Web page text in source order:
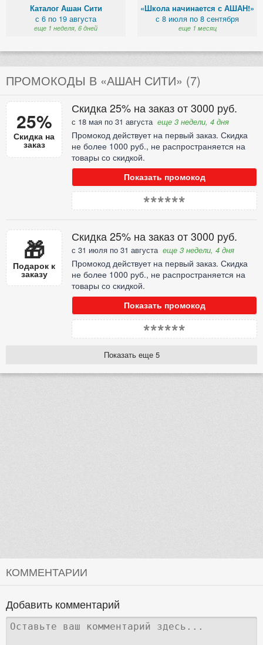
Каталог Ашан Сити
с 6 по 19 августа
еще 1 неделя, 6 дней
«Школа начинается с АШАН!»
с 8 июля по 8 сентября
еще 1 месяц
ПРОМОКОДЫ В «АШАН СИТИ» (7)
25%
Скидка на
заказ
Скидка 25% на заказ от 3000 руб.
с 18 мая по 31 августа еще 3 недели, 4 дня
Промокод действует на первый заказ. Скидка
не более 1000 руб., не распространяется на
товары со скидкой.
Показать промокод
******
🎁
Подарок к
заказу
Скидка 25% на заказ от 3000 руб.
с 31 июля по 31 августа еще 3 недели, 4 дня
Промокод действует на первый заказ. Скидка
не более 1000 руб., не распространяется на
товары со скидкой.
Показать промокод
******
Показать еще 5
КОММЕНТАРИИ
Добавить комментарий